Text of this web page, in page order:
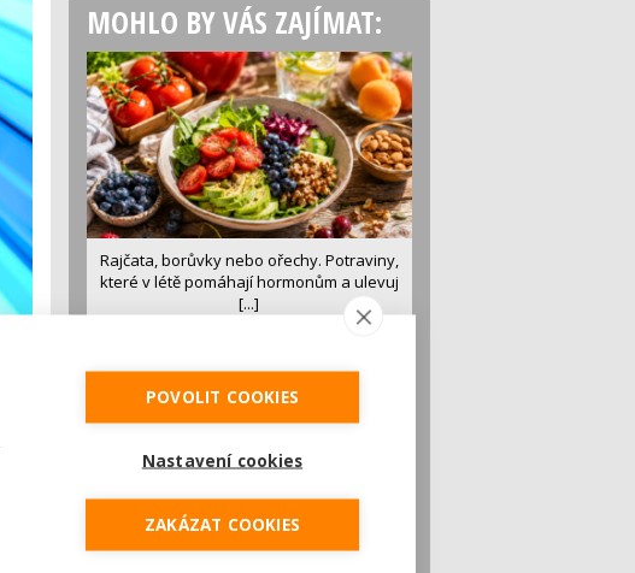
MOHLO BY VÁS ZAJÍMAT:
Rajčata, borůvky nebo ořechy. Potraviny,
které v létě pomáhají hormonům a ulevuj
[...]
luštěniny jsou práv...
POVOLIT COOKIES
Nastavení cookies
ZAKÁZAT COOKIES